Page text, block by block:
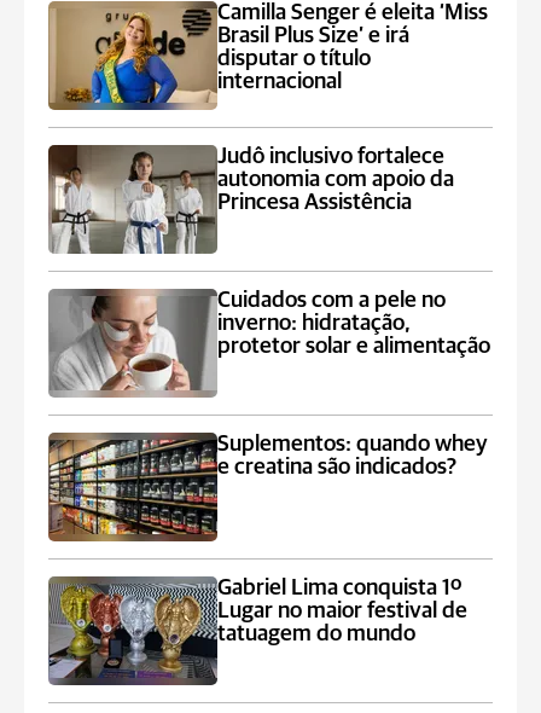
Camilla Senger é eleita ‘Miss
Brasil Plus Size’ e irá
disputar o título
internacional
Judô inclusivo fortalece
autonomia com apoio da
Princesa Assistência
Cuidados com a pele no
inverno: hidratação,
protetor solar e alimentação
Suplementos: quando whey
e creatina são indicados?
Gabriel Lima conquista 1º
Lugar no maior festival de
tatuagem do mundo